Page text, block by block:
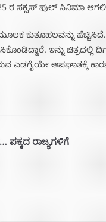
ರ ಸಕ್ಸಸ್ ಫುಲ್ ಸಿನಿಮಾ
ಕುತೂಹಲವನ್ನು
ಇನ್ನು
ಎಡಗೈಯೇ ಅಪಘಾತಕ್ಕೆ
ಪಕ್ಕದ ರಾಜ್ಯಗಳಿಗೆ